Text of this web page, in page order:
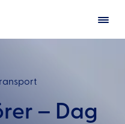
– Dag